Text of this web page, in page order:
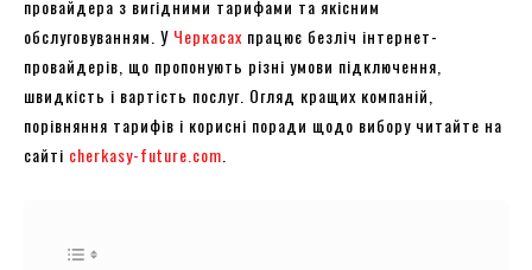
провайдера з вигідними тарифами та якісним
обслуговуванням. У Черкасах працює безліч інтернет-
провайдерів, що пропонують різні умови підключення,
швидкість і вартість послуг. Огляд кращих компаній,
порівняння тарифів і корисні поради щодо вибору читайте на
сайті cherkasy-future.com